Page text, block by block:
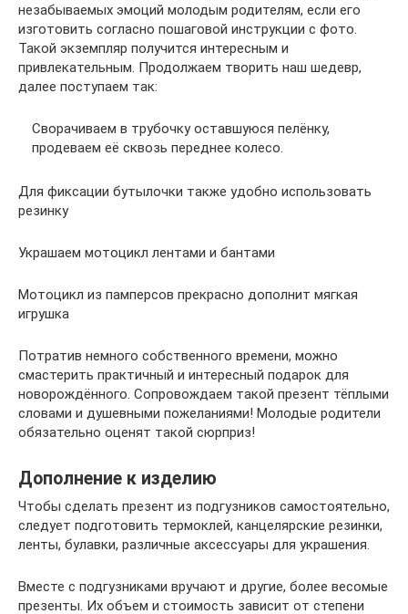
незабываемых эмоций молодым родителям, если его
изготовить согласно пошаговой инструкции с фото.
Такой экземпляр получится интересным и
привлекательным. Продолжаем творить наш шедевр,
далее поступаем так:
Сворачиваем в трубочку оставшуюся пелёнку,
продеваем её сквозь переднее колесо.
Для фиксации бутылочки также удобно использовать
резинку
Украшаем мотоцикл лентами и бантами
Мотоцикл из памперсов прекрасно дополнит мягкая
игрушка
Потратив немного собственного времени, можно
смастерить практичный и интересный подарок для
новорождённого. Сопровождаем такой презент тёплыми
словами и душевными пожеланиями! Молодые родители
обязательно оценят такой сюрприз!
Дополнение к изделию
Чтобы сделать презент из подгузников самостоятельно,
следует подготовить термоклей, канцелярские резинки,
ленты, булавки, различные аксессуары для украшения.
Вместе с подгузниками вручают и другие, более весомые
презенты. Их объем и стоимость зависит от степени